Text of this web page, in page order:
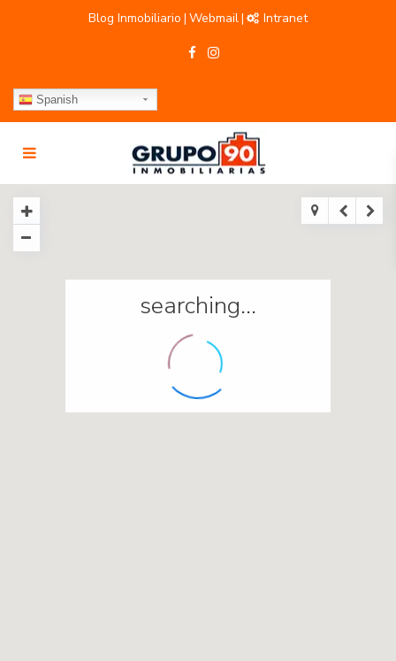
Blog Inmobiliario | Webmail| Intranet
Spanish
searching...